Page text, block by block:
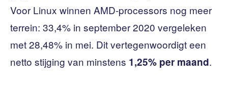
Voor Linux winnen AMD-processors nog meer
terrein: 33,4% in september 2020 vergeleken
met 28,48% in mei. Dit vertegenwoordigt een
netto stijging van minstens 1,25% per maand.